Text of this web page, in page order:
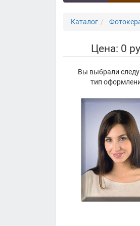
Каталог
Цена: 0
Вы выбрали
тип